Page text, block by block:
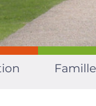
Famille